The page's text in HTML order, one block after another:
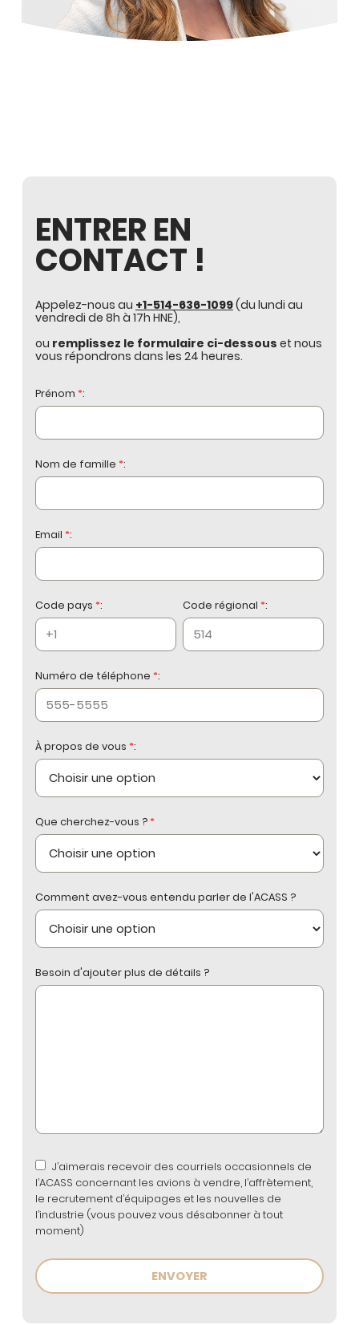
ENTRER EN
CONTACT !
Appelez-nous au +1-514-636-1099(du lundi au
vendredi de 8h à 17h HNE),
ou remplissez le formulaire ci-dessous et nous
vous répondrons dans les 24 heures.
Prénom *:
Nom de famille *:
Email *:
Code pays *: Code régional *:
Numéro de téléphone *:
À propos de vous *:
Que cherchez-vous ?*
Comment avez-vous entendu parler de l'ACASS ?
Besoin d'ajouter plus de détails ?
J’aimerais recevoir des courriels occasionnels de
l’ACASS concernant les avions à vendre, l’affrètement,
le recrutement d’équipages et les nouvelles de
l’industrie (vous pouvez vous désabonner à tout
moment)